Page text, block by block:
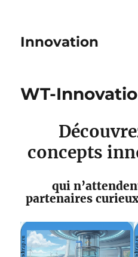
Innovation
WT-
concepts
qui
partenaires